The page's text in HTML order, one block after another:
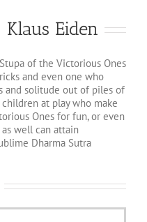
Klaus Eiden
of the Victorious Ones
and even one who
and solitude out of piles of
at play who make
Ones for fun, or even
well can attain
Dharma Sutra